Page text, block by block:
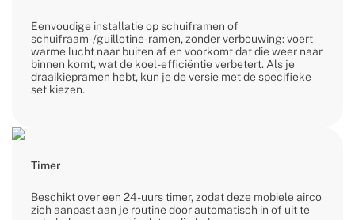
Eenvoudige installatie op schuiframen of
schuifraam-/guillotine-ramen, zonder verbouwing: voert
warme lucht naar buiten af en voorkomt dat die weer naar
binnen komt, wat de koel-efficiëntie verbetert. Als je
draaikiepramen hebt, kun je de versie met de specifieke
set kiezen.
Timer
Beschikt over een 24-uurs timer, zodat deze mobiele airco
zich aanpast aan je routine door automatisch in of uit te